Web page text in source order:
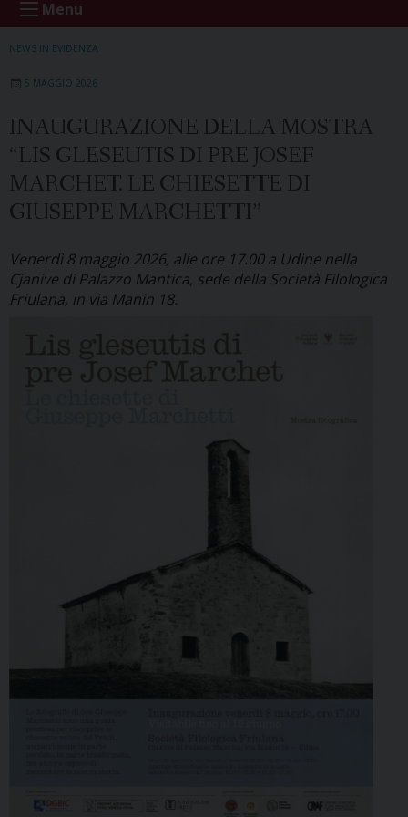
Menu
NEWS IN EVIDENZA
5 MAGGIO 2026
INAUGURAZIONE DELLA MOSTRA
“LIS GLESEUTIS DI PRE JOSEF
MARCHET. LE CHIESETTE DI
GIUSEPPE MARCHETTI”
Venerdì 8 maggio 2026, alle ore 17.00 a Udine nella
Cjanive di Palazzo Mantica, sede della Società Filologica
Friulana, in via Manin 18.